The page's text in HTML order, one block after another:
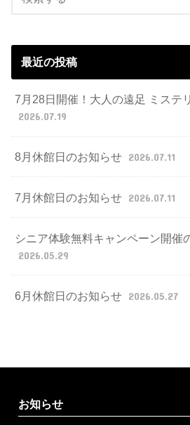
最近の投稿
7月28日開催！大人の遠足 ミステ
2026.07.19
8月休館日のお知らせ 2026.07.11
7月休館日のお知らせ 2026.07.11
シニア体験無料キャンペーン開催
2026.05.29
6月休館日のお知らせ 2026.05.27
お知らせ